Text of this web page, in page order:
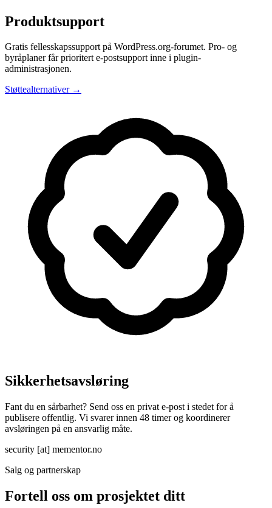
Produktsupport
Gratis fellesskapssupport på WordPress.org-forumet. Pro- og
byråplaner får prioritert e-postsupport inne i plugin-
administrasjonen.
Støttealternativer →
Sikkerhetsavsløring
Fant du en sårbarhet? Send oss en privat e-post i stedet for å
publisere offentlig. Vi svarer innen 48 timer og koordinerer
avsløringen på en ansvarlig måte.
security [at] mementor.no
Salg og partnerskap
Fortell oss om prosjektet ditt